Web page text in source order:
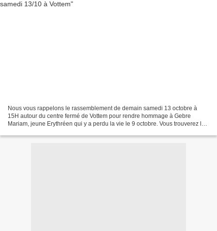
Nous vous rappelons le rassemblement de demain samedi 13 octobre à
15H autour du centre fermé de Vottem pour rendre hommage à Gebre
Mariam, jeune Erythréen qui y a perdu la vie le 9 octobre. Vous trouverez la